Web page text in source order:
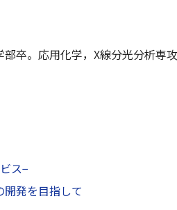
卒。応用化学，X線分光分析専攻
ス−
発を目指して